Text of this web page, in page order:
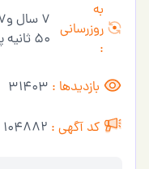
به
روزرسانی
:
50 ثانیه پیش
بازدیدها : 31403
کد آگهی : 104882